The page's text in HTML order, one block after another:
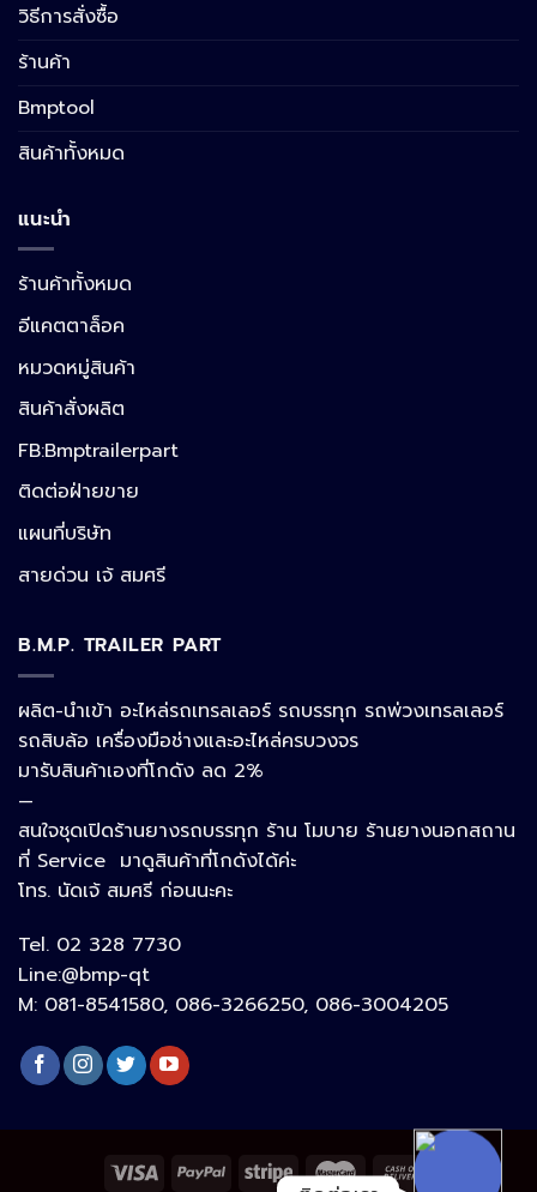
วิธีการสั่งซื้อ
ร้านค้า
Bmptool
สินค้าทั้งหมด
แนะนำ
ร้านค้าทั้งหมด
อีแคตตาล็อค
หมวดหมู่สินค้า
สินค้าสั่งผลิต
FB:Bmptrailerpart
ติดต่อฝ่ายขาย
แผนที่บริษัท
สายด่วน เจ้ สมศรี
B.M.P. TRAILER PART
ผลิต-นำเข้า อะไหล่รถเทรลเลอร์ รถบรรทุก รถพ่วงเทรลเลอร์
รถสิบล้อ เครื่องมือช่างและอะไหล่ครบวงจร
มารับสินค้าเองที่โกดัง ลด 2%
—
สนใจชุดเปิดร้านยางรถบรรทุก ร้าน โมบาย ร้านยางนอกสถาน
ที่ Service มาดูสินค้าที่โกดังได้ค่ะ
โทร. นัดเจ้ สมศรี ก่อนนะคะ
Tel. 02 328 7730
Line:@bmp-qt
M: 081-8541580, 086-3266250, 086-3004205